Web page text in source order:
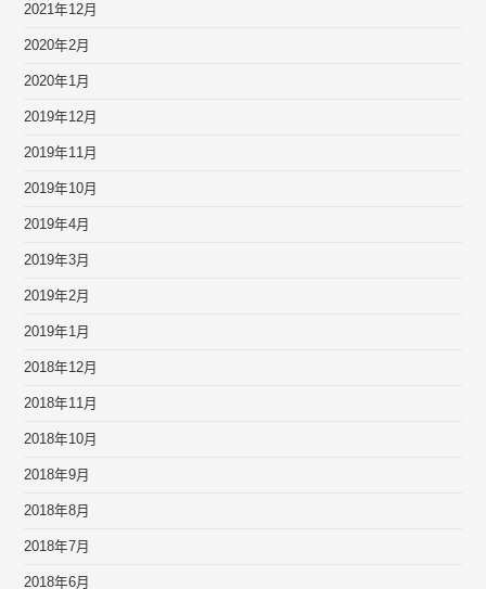
2021年12月
2020年2月
2020年1月
2019年12月
2019年11月
2019年10月
2019年4月
2019年3月
2019年2月
2019年1月
2018年12月
2018年11月
2018年10月
2018年9月
2018年8月
2018年7月
2018年6月